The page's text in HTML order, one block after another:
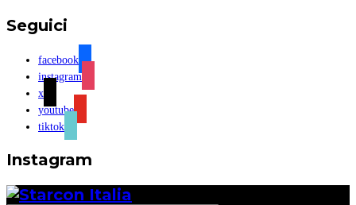
Seguici
facebook
instagram
x
youtube
tiktok
Instagram